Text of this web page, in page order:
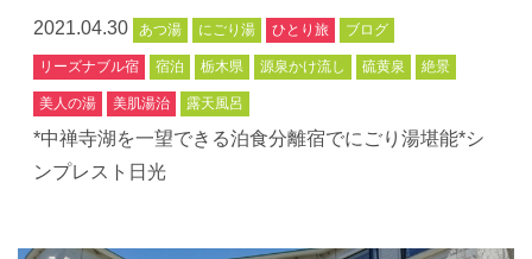
2021.04.30 あつ湯 にごり湯 ひとり旅 ブログ
リーズナブル宿 宿泊 栃木県 源泉かけ流し 硫黄泉 絶景
美人の湯 美肌湯治 露天風呂
*中禅寺湖を一望できる泊食分離宿でにごり湯堪能*シ
ンプレスト日光